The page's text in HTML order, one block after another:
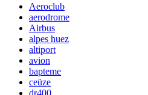
Aeroclub
aerodrome
Airbus
alpes huez
altiport
avion
bapteme
ceüze
dr400